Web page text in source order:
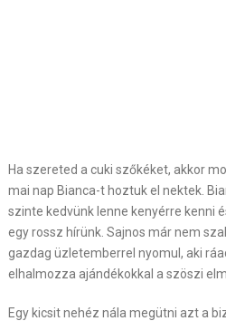
Ha szereted a cuki szőkéket, akkor
mai nap Bianca-t hoztuk el nektek.
szinte kedvünk lenne kenyérre kenni
egy rossz hírünk. Sajnos már nem
gazdag üzletemberrel nyomul, aki
elhalmozza ajándékokkal a szöszi
Egy kicsit nehéz nála megütni azt a